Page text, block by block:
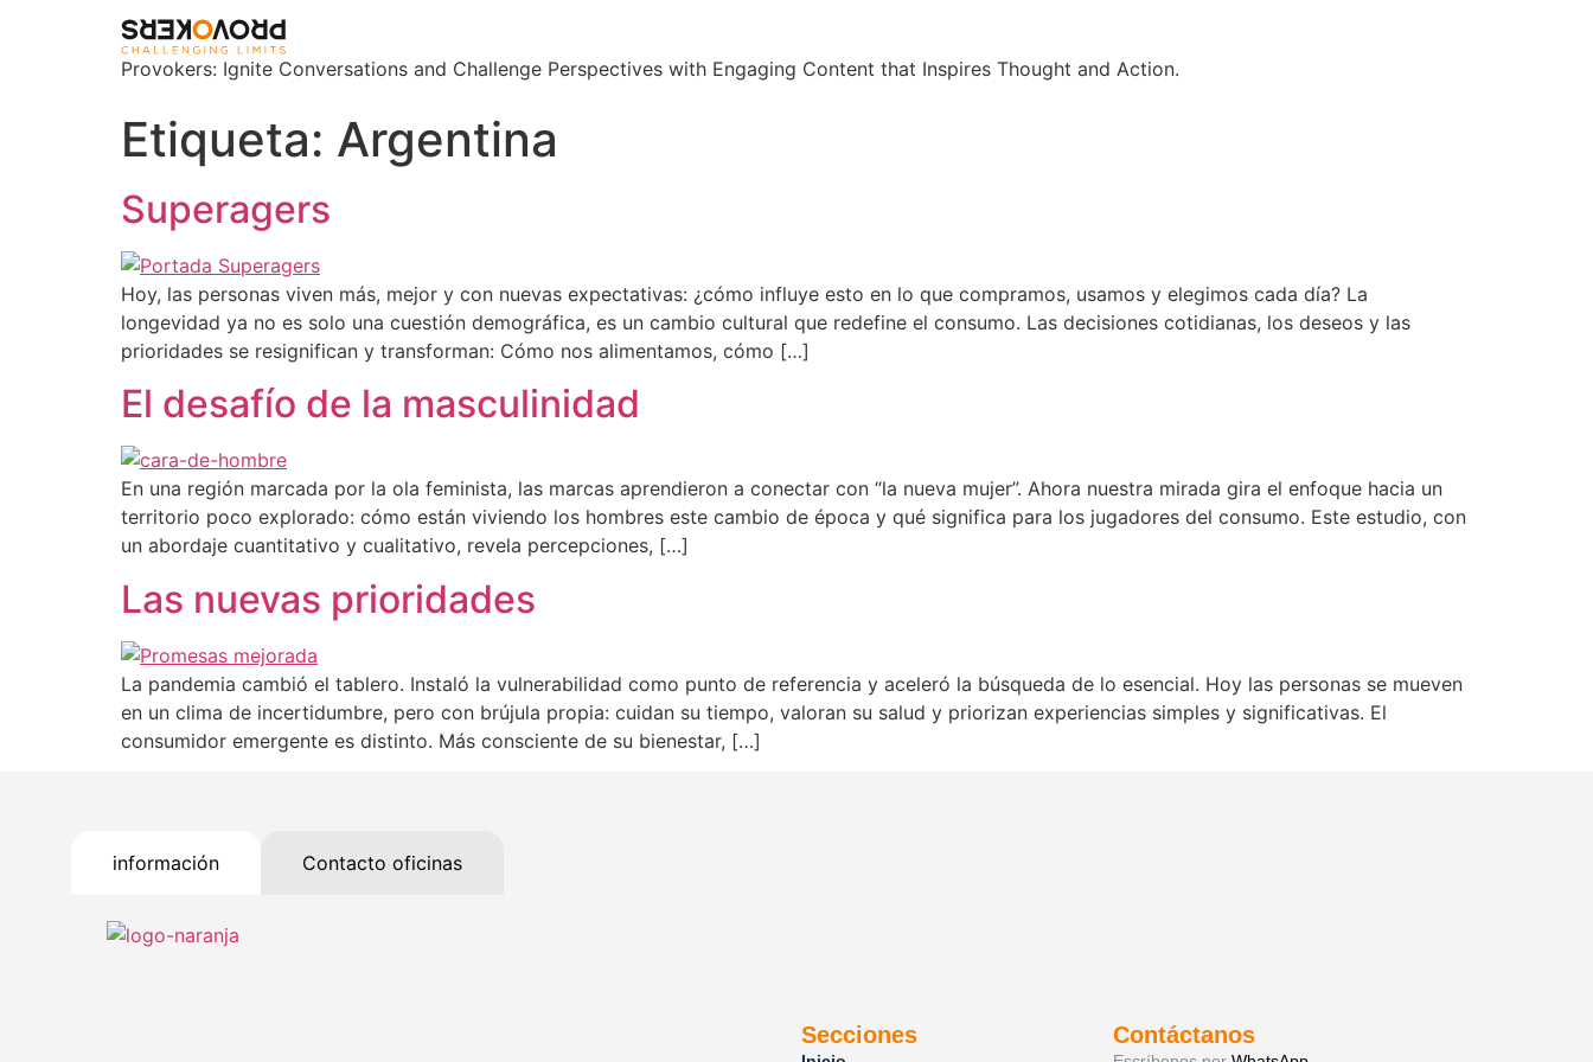
Provokers: Ignite Conversations and Challenge Perspectives with Engaging Content that Inspires Thought and Action.
Etiqueta: Argentina
Superagers
Hoy, las personas viven más, mejor y con nuevas expectativas: ¿cómo influye esto en lo que compramos, usamos y elegimos cada día? La
longevidad ya no es solo una cuestión demográfica, es un cambio cultural que redefine el consumo. Las decisiones cotidianas, los deseos y las
prioridades se resignifican y transforman: Cómo nos alimentamos, cómo […]
El desafío de la masculinidad
En una región marcada por la ola feminista, las marcas aprendieron a conectar con “la nueva mujer”. Ahora nuestra mirada gira el enfoque hacia un
territorio poco explorado: cómo están viviendo los hombres este cambio de época y qué significa para los jugadores del consumo. Este estudio, con
un abordaje cuantitativo y cualitativo, revela percepciones, […]
Las nuevas prioridades
La pandemia cambió el tablero. Instaló la vulnerabilidad como punto de referencia y aceleró la búsqueda de lo esencial. Hoy las personas se mueven
en un clima de incertidumbre, pero con brújula propia: cuidan su tiempo, valoran su salud y priorizan experiencias simples y significativas. El
consumidor emergente es distinto. Más consciente de su bienestar, […]
información Contacto oficinas
Secciones Contáctanos